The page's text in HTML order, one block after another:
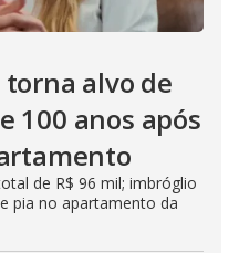
torna alvo de
100 anos após
de R$ 96 mil; imbróglio
pia no apartamento da